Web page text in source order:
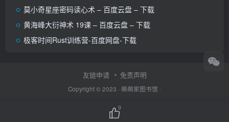
莫小奇星座密码读心术 – 百度云盘 – 下载
黄海峰大衍神术 19课 – 百度云盘 – 下载
极客时间Rust训练营-百度网盘-下载
友链申请 免责声明
Copyright © 2023 · 萌萌家图书馆 ·
9